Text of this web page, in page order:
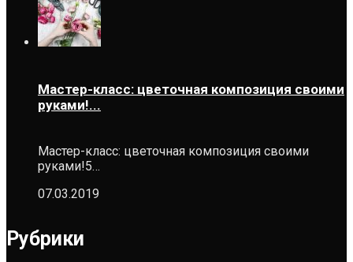
Мастер-класс: цветочная композиция своими
руками!...
Мастер-класс: цветочная композиция своими
руками!5…
07.03.2019
Рубрики